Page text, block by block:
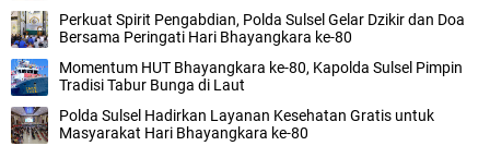
Perkuat Spirit Pengabdian, Polda Sulsel Gelar Dzikir dan Doa
Bersama Peringati Hari Bhayangkara ke-80
Momentum HUT Bhayangkara ke-80, Kapolda Sulsel Pimpin
Tradisi Tabur Bunga di Laut
Polda Sulsel Hadirkan Layanan Kesehatan Gratis untuk
Masyarakat Hari Bhayangkara ke-80